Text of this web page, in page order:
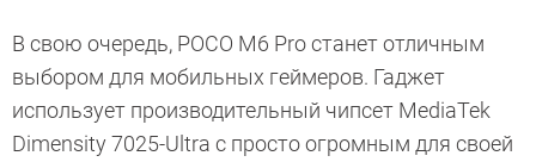
В свою очередь, POCO M6 Pro станет отличным
выбором для мобильных геймеров. Гаджет
использует производительный чипсет MediaTek
Dimensity 7025-Ultra с просто огромным для своей